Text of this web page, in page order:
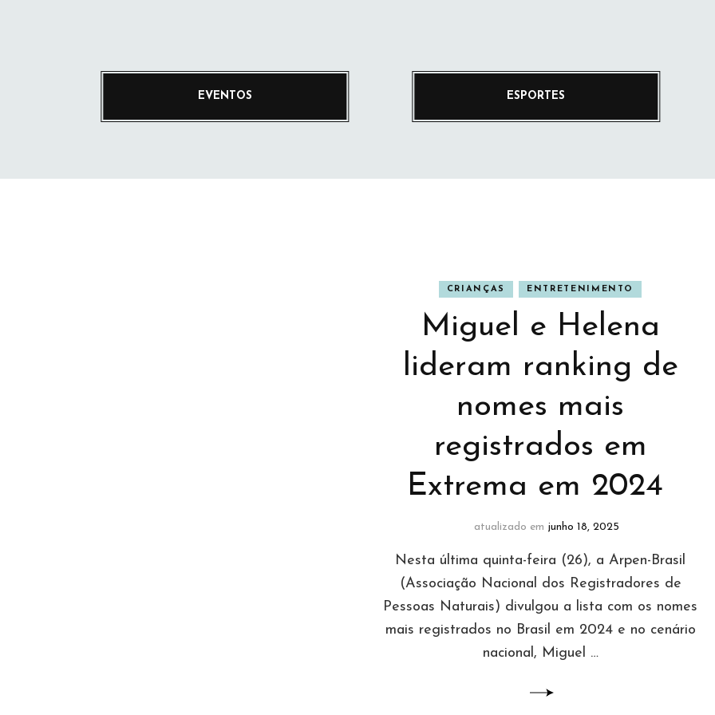
EVENTOS ESPORTES
CRIANÇAS ENTRETENIMENTO
Miguel e Helena
lideram ranking de
nomes mais
registrados em
Extrema em 2024
atualizado em junho 18, 2025
Nesta última quinta-feira (26), a Arpen-Brasil
(Associação Nacional dos Registradores de
Pessoas Naturais) divulgou a lista com os nomes
mais registrados no Brasil em 2024 e no cenário
nacional, Miguel …